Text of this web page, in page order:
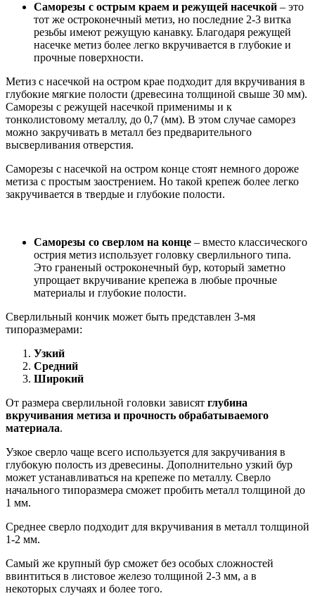
Саморезы с острым краем и режущей насечкой – это
тот же остроконечный метиз, но последние 2-3 витка
резьбы имеют режущую канавку. Благодаря режущей
насечке метиз более легко вкручивается в глубокие и
прочные поверхности.
Метиз с насечкой на остром крае подходит для вкручивания в
глубокие мягкие полости (древесина толщиной свыше 30 мм).
Саморезы с режущей насечкой применимы и к
тонколистовому металлу, до 0,7 (мм). В этом случае саморез
можно закручивать в металл без предварительного
высверливания отверстия.
Саморезы с насечкой на остром конце стоят немного дороже
метиза с простым заострением. Но такой крепеж более легко
закручивается в твердые и глубокие полости.
Саморезы со сверлом на конце – вместо классического
острия метиз использует головку сверлильного типа.
Это граненый остроконечный бур, который заметно
упрощает вкручивание крепежа в любые прочные
материалы и глубокие полости.
Сверлильный кончик может быть представлен 3-мя
типоразмерами:
Узкий
Средний
Широкий
От размера сверлильной головки зависят глубина
вкручивания метиза и прочность обрабатываемого
материала.
Узкое сверло чаще всего используется для закручивания в
глубокую полость из древесины. Дополнительно узкий бур
может устанавливаться на крепеже по металлу. Сверло
начального типоразмера сможет пробить металл толщиной до
1 мм.
Среднее сверло подходит для вкручивания в металл толщиной
1-2 мм.
Самый же крупный бур сможет без особых сложностей
ввинтиться в листовое железо толщиной 2-3 мм, а в
некоторых случаях и более того.